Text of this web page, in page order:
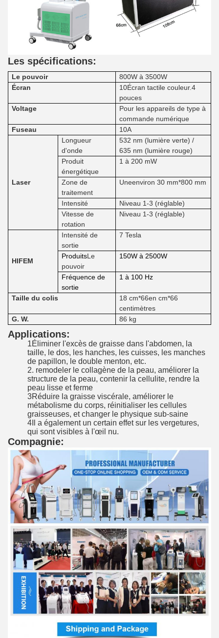
Les spécifications:
Le pouvoir
800W à 3500W
Écran
10Écran tactile couleur.4
pouces
Voltage
Pour les appareils de type à
commande numérique
Fuseau
10A
Laser
Longueur
d'onde
532 nm (lumière verte) /
635 nm (lumière rouge)
Produit
énergétique
1 à 200 mW
Zone de
traitement
Uneenviron 30 mm*800 mm
Intensité
Niveau 1-3 (réglable)
Vitesse de
rotation
Niveau 1-3 (réglable)
HIFEM
Intensité de
sortie
7 Tesla
ProduitsLe
pouvoir
150W à 2500W
Fréquence de
sortie
1 à 100 Hz
Taille du colis 18 cm*66en cm*66
centimètres
G. W.
86 kg
Applications:
1Éliminer l'excès de graisse dans l'abdomen, la
taille, le dos, les hanches, les cuisses, les manches
de papillon, le double menton, etc.
2. remodeler le collagène de la peau, améliorer la
structure de la peau, contenir la cellulite, rendre la
peau lisse et ferme
3Réduire la graisse viscérale, améliorer le
métabolisme du corps, réinitialiser les cellules
graisseuses, et changer le physique sub-saine
4Il a également un certain effet sur les vergetures,
qui sont visibles à l'œil nu.
Compagnie: